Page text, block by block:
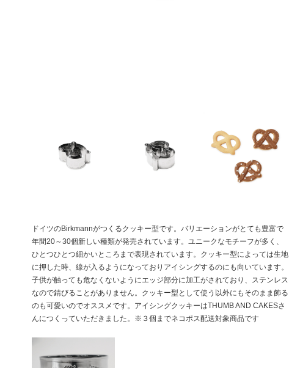
ドイツのBirkmannがつくるクッキー型です。バリエーションがとても豊富で
年間20～30個新しい種類が発売されています。ユニークなモチーフが多く、
ひとつひとつ細かいところまで表現されています。クッキー型によっては生地
に押した時、線が入るようになっておりアイシングするのにも向いています。
子供が触っても危なくないようにエッジ部分に加工がされており、ステンレス
なので錆びることがありません。クッキー型として使う以外にもそのまま飾る
のも可愛いのでオススメです。アイシングクッキーはTHUMB AND CAKESさ
んにつくっていただきました。※３個までネコポス配送対象商品です